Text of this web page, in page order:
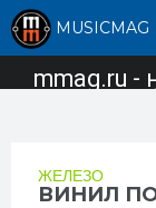
MUSICMAG
mmag.ru
ЖЕЛЕЗО
ВИНИЛ